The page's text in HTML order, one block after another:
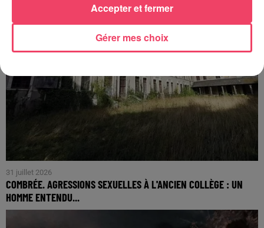
31 juillet 2026
COMBRÉE. AGRESSIONS SEXUELLES À L'ANCIEN COLLÈGE : UN
HOMME ENTENDU...
Gérer mes choix
Accepter et fermer